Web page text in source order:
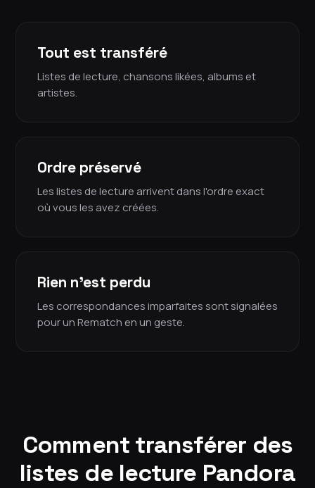
Tout est transféré
Listes de lecture, chansons likées, albums et
artistes.
Ordre préservé
Les listes de lecture arrivent dans l'ordre exact
où vous les avez créées.
Rien n'est perdu
Les correspondances imparfaites sont signalées
pour un Rematch en un geste.
Comment transférer des
listes de lecture Pandora